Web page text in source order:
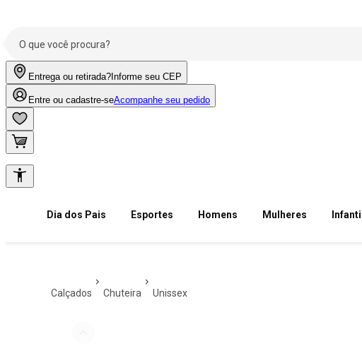
Entrega ou retirada? Informe seu CEP
Entre ou cadastre-seAcompanhe seu pedido
Dia dos Pais Esportes Homens Mulheres Infantil
calçados chuteira unissex